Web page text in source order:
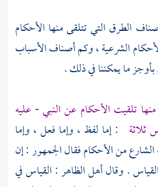
الطرق التي تتلقى منها الأحكام
الشرعية ، وكم أصناف الأسباب
ما يمكننا في ذلك .
تلقيت الأحكام عن النبي - عليه
ثلاثة : إما لفظ ، وإما فعل ، وإما
من الأحكام فقال الجمهور : إن
. وقال أهل الظاهر : القياس في